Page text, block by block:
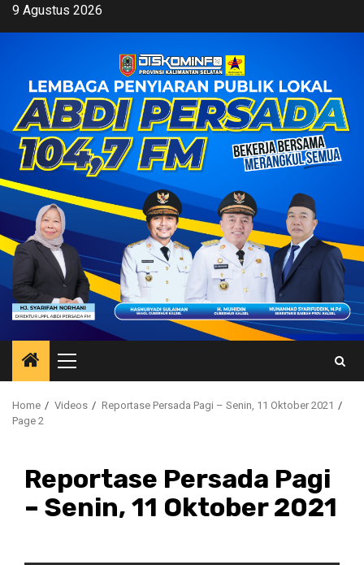
Skip9 Agustus 2026
Primary
Menu
Home Videos
Reportase Persada Pagi – Senin, 11 Oktober 2021
Page 2
Reportase Persada Pagi
– Senin, 11 Oktober 2021